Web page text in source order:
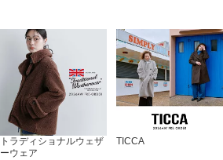
トラディショナルウェザ
ーウェア
TICCA